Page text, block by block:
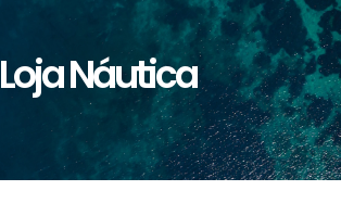
Loja Náutica